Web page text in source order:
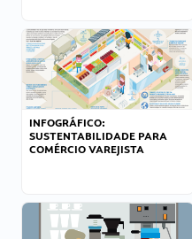
INFOGRÁFICO:
SUSTENTABILIDADE PARA
COMÉRCIO VAREJISTA